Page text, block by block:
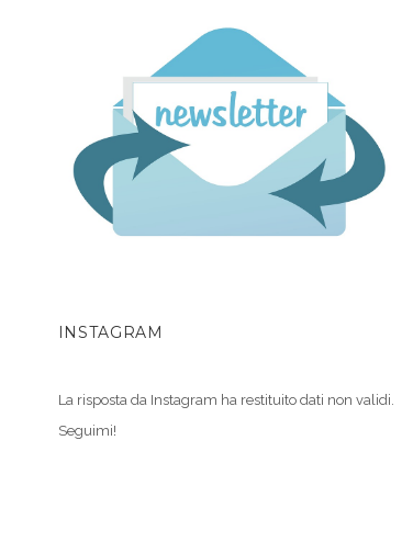
INSTAGRAM
La risposta da Instagram ha restituito dati non validi.
Seguimi!